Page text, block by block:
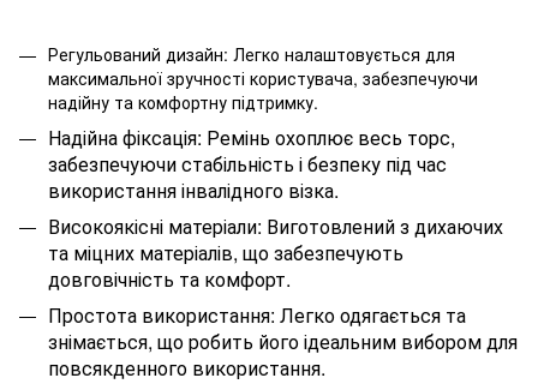
Регульований дизайн: Легко налаштовується для
максимальної зручності користувача, забезпечуючи
надійну та комфортну підтримку.
Надійна фіксація: Ремінь охоплює весь торс,
забезпечуючи стабільність і безпеку під час
використання інвалідного візка.
Високоякісні матеріали: Виготовлений з дихаючих
та міцних матеріалів, що забезпечують
довговічність та комфорт.
Простота використання: Легко одягається та
знімається, що робить його ідеальним вибором для
повсякденного використання.